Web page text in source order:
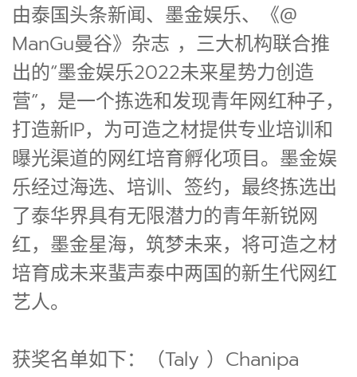
由泰国头条新闻、墨金娱乐、《@
ManGu曼谷》杂志 ，三大机构联合推
出的“墨金娱乐2022未来星势力创造
营”，是一个拣选和发现青年网红种子，
打造新IP，为可造之材提供专业培训和
曝光渠道的网红培育孵化项目。墨金娱
乐经过海选、培训、签约，最终拣选出
了泰华界具有无限潜力的青年新锐网
红，墨金星海，筑梦未来，将可造之材
培育成未来蜚声泰中两国的新生代网红
艺人。
获奖名单如下：（Taly ）Chanipa